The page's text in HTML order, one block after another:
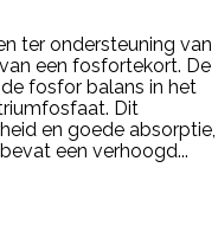
ter ondersteuning van
een fosfortekort. De
fosfor balans in het
Dit
en goede absorptie,
een verhoogd...